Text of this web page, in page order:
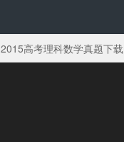
2015高考理科数学真题下载